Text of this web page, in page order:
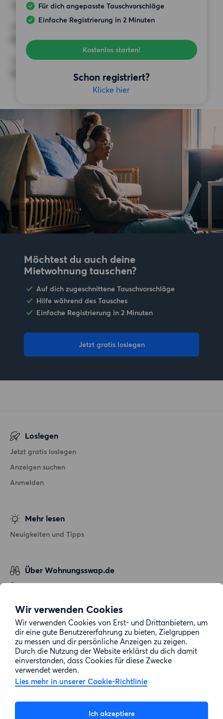
Wir verwenden Cookies
Wir verwenden Cookies von Erst- und Drittanbietern, um
dir eine gute Benutzererfahrung zu bieten, Zielgruppen
zu messen und dir persönliche Anzeigen zu zeigen.
Durch die Nutzung der Website erklärst du dich damit
einverstanden, dass Cookies für diese Zwecke
verwendet werden.
Lies mehr in unserer Cookie-Richtlinie
Ich akzeptiere
Für dich angepasste Tauschvorschläge
Einfache Registrierung in 2 Minuten
Kostenlos starten!
Schon registriert?
Klicke hier
1 250 EUR
Keine besonderen Anforderungen
SONSTIGE PRÄFERENZEN
Keine bestimmten Präferenzen
Möchtest du auch deine
Mietwohnung tauschen?
Auf dich zugeschnittene Tauschvorschläge
Hilfe während des Tausches
Einfache Registrierung in 2 Minuten
Jetzt gratis loslegen
Loslegen
Jetzt gratis loslegen
Anzeigen suchen
Anmelden
Mehr lesen
Neuigkeiten und Tipps
Über Wohnungsswap.de
Über uns
Datenschutz
Cookie-Richtlinie
Sitemap